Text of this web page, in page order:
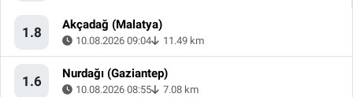
1.8 Akçadağ (Malatya)
10.08.2026 09:04 11.49 km
1.6 Nurdağı (Gaziantep)
10.08.2026 08:55 7.08 km